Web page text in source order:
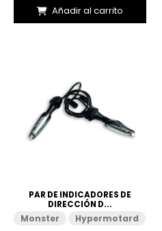
Añadir al carrito
PAR DE INDICADORES DE
DIRECCIÓN D...
Monster Hypermotard